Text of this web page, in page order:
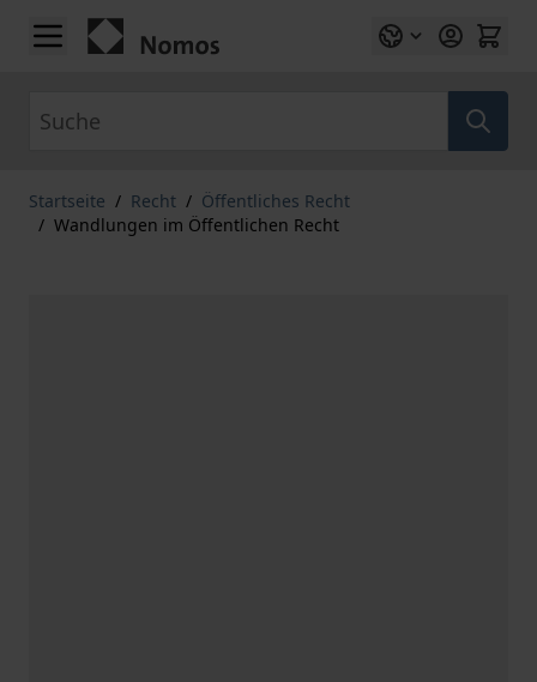
Zum Inhalt springen
Startseite / Recht / Öffentliches Recht
/ Wandlungen im Öffentlichen Recht